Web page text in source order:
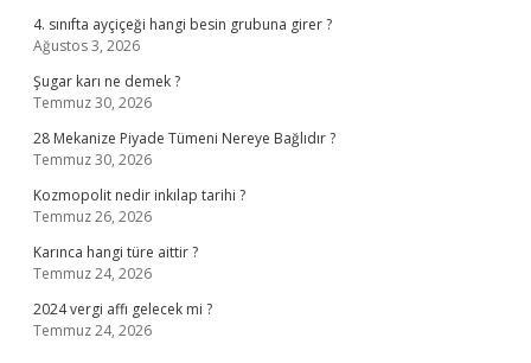
4. sınıfta ayçiçeği hangi besin grubuna girer ?
Ağustos 3, 2026
Şugar karı ne demek ?
Temmuz 30, 2026
28 Mekanize Piyade Tümeni Nereye Bağlıdır ?
Temmuz 30, 2026
Kozmopolit nedir inkılap tarihi ?
Temmuz 26, 2026
Karınca hangi türe aittir ?
Temmuz 24, 2026
2024 vergi affı gelecek mi ?
Temmuz 24, 2026